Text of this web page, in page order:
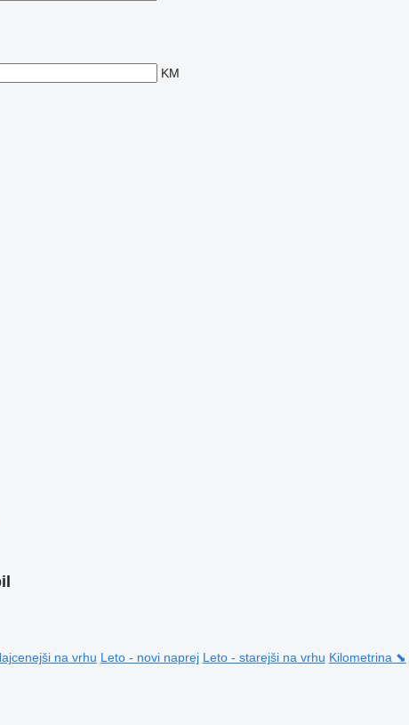
KM
na vrhu Leto - novi naprej Leto - starejši na vrhu Kilometrina ⬊